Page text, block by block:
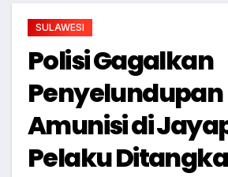
SULAWESI
Polisi Gagalkan
Penyelundupan
Amunisi di
Pelaku